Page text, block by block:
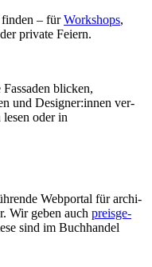
– fürWork­shops,
private Feiern.
blicken,
und Designer:innen ver­
oder in
Web­portal für archi­
Wir geben auch preis­ge­
sind im Buch­handel